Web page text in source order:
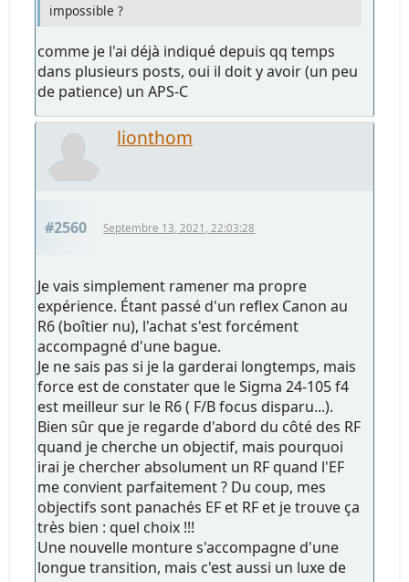
impossible ?
comme je l'ai déjà indiqué depuis qq temps
dans plusieurs posts, oui il doit y avoir (un peu
de patience) un APS-C
lionthom
#2560 Septembre 13, 2021, 22:03:28
Je vais simplement ramener ma propre
expérience. Étant passé d'un reflex Canon au
R6 (boîtier nu), l'achat s'est forcément
accompagné d'une bague.
Je ne sais pas si je la garderai longtemps, mais
force est de constater que le Sigma 24-105 f4
est meilleur sur le R6 ( F/B focus disparu...).
Bien sûr que je regarde d'abord du côté des RF
quand je cherche un objectif, mais pourquoi
irai je chercher absolument un RF quand l'EF
me convient parfaitement ? Du coup, mes
objectifs sont panachés EF et RF et je trouve ça
très bien : quel choix !!!
Une nouvelle monture s'accompagne d'une
longue transition, mais c'est aussi un luxe de